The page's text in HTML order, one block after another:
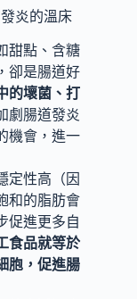
炎的溫床
甜點、含糖
卻是腸道好
的壞菌、打
劇腸道發炎
機會，進一
定性高（因
和的脂肪會
促進更多自
食品就等於
胞，促進腸